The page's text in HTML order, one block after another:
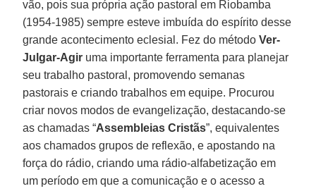
vão, pois sua própria ação pastoral em Riobamba
(1954-1985) sempre esteve imbuída do espírito desse
grande acontecimento eclesial. Fez do métodoVer-
Julgar-Agir uma importante ferramenta para planejar
seu trabalho pastoral, promovendo semanas
pastorais e criando trabalhos em equipe. Procurou
criar novos modos de evangelização, destacando-se
as chamadas “Assembleias Cristãs”, equivalentes
aos chamados grupos de reflexão, e apostando na
força do rádio, criando uma rádio-alfabetização em
um período em que a comunicação e o acesso a